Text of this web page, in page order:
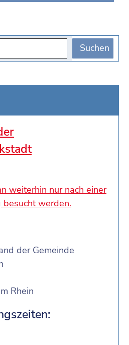
weiterhin nur nach einer
besucht werden.
der Gemeinde
Rhein